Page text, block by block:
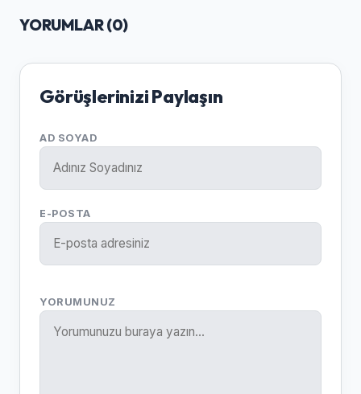
YORUMLAR (0)
Görüşlerinizi Paylaşın
AD SOYAD
E-POSTA
YORUMUNUZ